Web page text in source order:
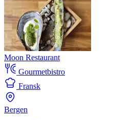
Moon Restaurant
Gourmetbistro
Fransk
Bergen